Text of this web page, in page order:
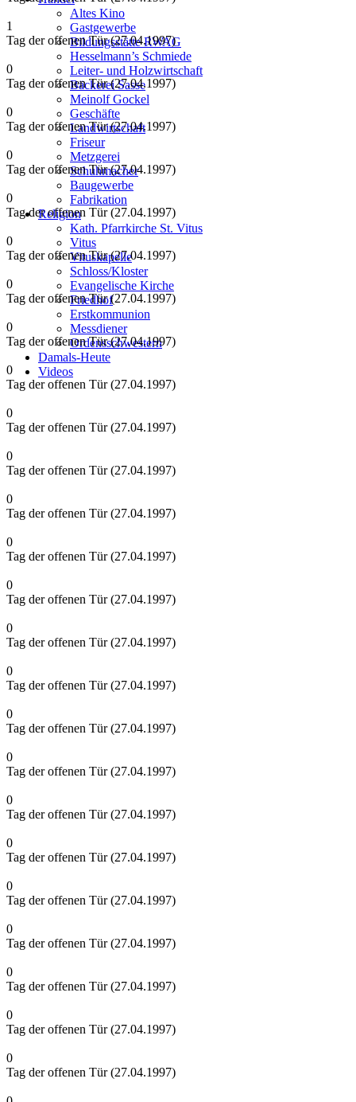
Altes Kino
Gastgewerbe
Bildungsstätte RWAG
Hesselmann’s Schmiede
Leiter- und Holzwirtschaft
Bäckerei Sasse
Meinolf Gockel
Geschäfte
Landwirtschaft
Friseur
Metzgerei
Schuhmacher
Baugewerbe
Fabrikation
Religion
Kath. Pfarrkirche St. Vitus
Vitus
Vituskapelle
Schloss/Kloster
Evangelische Kirche
Friedhof
Erstkommunion
Messdiener
Ordensschwestern
Damals-Heute
Videos
1
Tag der offenen Tür (27.04.1997)
0
Tag der offenen Tür (27.04.1997)
0
Tag der offenen Tür (27.04.1997)
0
Tag der offenen Tür (27.04.1997)
0
Tag der offenen Tür (27.04.1997)
0
Tag der offenen Tür (27.04.1997)
0
Tag der offenen Tür (27.04.1997)
0
Tag der offenen Tür (27.04.1997)
0
Tag der offenen Tür (27.04.1997)
0
Tag der offenen Tür (27.04.1997)
0
Tag der offenen Tür (27.04.1997)
0
Tag der offenen Tür (27.04.1997)
0
Tag der offenen Tür (27.04.1997)
0
Tag der offenen Tür (27.04.1997)
0
Tag der offenen Tür (27.04.1997)
0
Tag der offenen Tür (27.04.1997)
0
Tag der offenen Tür (27.04.1997)
0
Tag der offenen Tür (27.04.1997)
0
Tag der offenen Tür (27.04.1997)
0
Tag der offenen Tür (27.04.1997)
0
Tag der offenen Tür (27.04.1997)
0
Tag der offenen Tür (27.04.1997)
0
Tag der offenen Tür (27.04.1997)
0
Tag der offenen Tür (27.04.1997)
0
Tag der offenen Tür (27.04.1997)